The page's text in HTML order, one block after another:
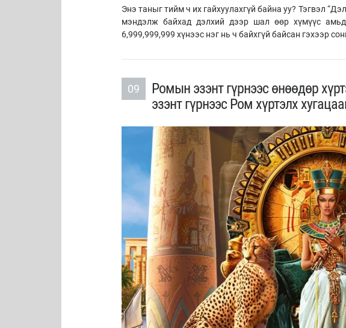
Энэ таныг тийм ч их гайхуулахгүй байна уу? Тэгвэл
мэндэлж байхад дэлхий дээр шал өөр хүмүүс
6,999,999,999 хүнээс нэг нь ч байхгүй байсан гэхээр
09
Ромын эзэнт гүрнээс өнөөдөр
эзэнт гүрнээс Ром хүртэлх